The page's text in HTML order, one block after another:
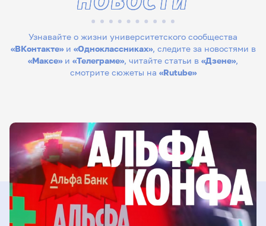
Узнавайте о жизни университетского сообщества
«ВКонтакте»и «Одноклассниках», следите за новостями в
«Максе» и «Телеграме», читайте статьи в «Дзене»,
смотрите сюжеты на «Rutube»